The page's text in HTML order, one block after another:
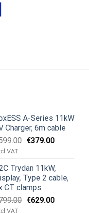
A-Series 11kW
Charger, 6m cable
Alkuperäinen
€599.00.
€379.00Nykyinen
€379.00.
VAT
Trydan 11kW,
Type 2 cable,
CT clamps
Alkuperäinen
€629.00Nykyinen
VAT